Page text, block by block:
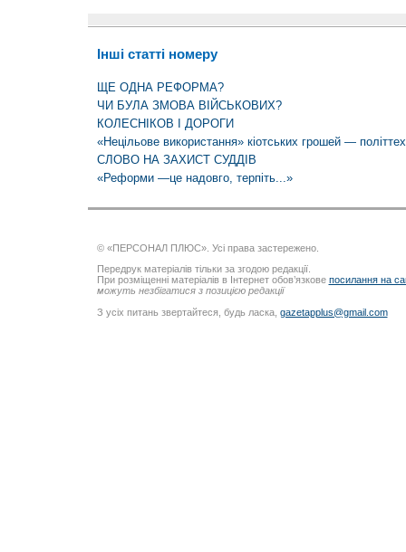
Інші статті номеру
ЩЕ ОДНА РЕФОРМА?
ЧИ БУЛА ЗМОВА ВІЙСЬКОВИХ?
КОЛЕСНІКОВ І ДОРОГИ
«Нецільове використання» кіотських грошей —
СЛОВО НА ЗАХИСТ СУДДІВ
«Реформи —це надовго, терпіть...»
© «ПЕРСОНАЛ ПЛЮС». Усі права застережено.
Передрук матеріалів тільки за згодою редакції.
При розміщенні матеріалів в Інтернет обов’язкове посилання на
можуть незбігатися з позицією редакції
З усіх питань звертайтеся, будь ласка, gazetapplus@gmail.com